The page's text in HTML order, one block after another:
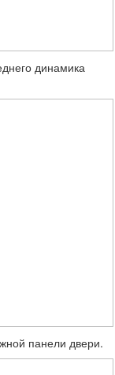
динамика
панели двери.